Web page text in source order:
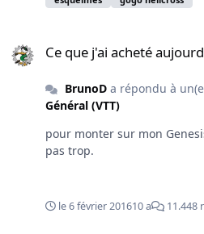
200 places pas plus pas moins Gogo Hellcross
Ce que j'ai acheté
BrunoDa répondu à
Général (VTT)
pour monter sur mon
pas trop.
le 6 février 201610 a 11.448